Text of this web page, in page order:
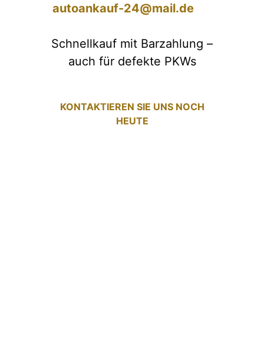
autoankauf-24@mail.de
Schnellkauf mit Barzahlung –
auch für defekte PKWs
KONTAKTIEREN SIE UNS NOCH
HEUTE